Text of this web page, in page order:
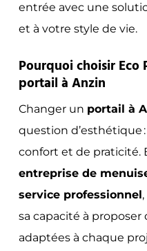
entrée avec une
et à votre style de vie.
Pourquoi choisir
portail à Anzin
Changer un portail à
question d’esthétique
confort et de praticité.
entreprise de
service professionnel
sa capacité à proposer
adaptées à chaque